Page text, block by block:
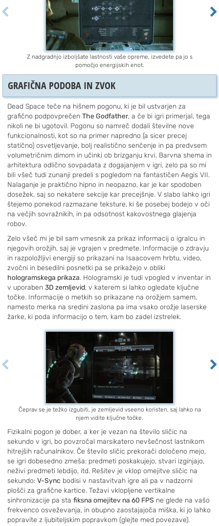
Z nadgradnjo izboljšate lastnosti vaše opreme, izvedete pa jo s
pomočjo energijskih enot.
GRAFIČNA PODOBA IN ZVOK
Dead Space teče na hišnem pogonu, ki je bil ustvarjen za
grafično podpovprečen The Godfather, a če bi igri primerjal, tega
nikoli ne bi ugotovil. Pogonu so namreč dodali številne nove
funkcionalnosti, kot so na primer napredno (a sicer precej
statično) osvetljevanje, bolj realistično senčenje in pa predvsem
volumetričnim dimom in učinki ob brizganju krvi. Barvna shema in
arhitektura odlično sovpadata z dogajanjem v igri, zelo pa so mi
bili všeč tudi zunanji predeli s pogledom na fantastičen Aegis VII.
Nalaganje je praktično hipno in neopazno, kar je kar spodoben
dosežek, saj so nekatere sekcije kar precejšnje. V slabo lahko igri
štejemo ponekod razmazane teksture, ki še posebej bodejo v oči
na večjih sovražnikih, in pa odsotnost kakovostnega glajenja
robov.
Zelo všeč mi je bil sam vmesnik za prikaz informacij o igralcu in
njegovih orožjih, saj je vgrajen v predmete. Informacije o zdravju
in razpoložljivi energiji so prikazani na Isaacovem hrbtu, video,
zvočni in besedilni posnetki pa se prikažejo v obliki
hologramskega prikaza. Hologramski je tudi vpogled v inventar in
v uporaben 3D zemljevid, v katerem si lahko ogledate ključne
točke. Informacije o metkih so prikazane na orožjem samem,
namesto merka na sredini zaslona pa ima vsako orožje laserske
žarke, ki poda informacijo o tem, kam bo zadel izstrelek.
Čeprav se je težko izgubiti, je zemljevid vseeno koristen, saj lahko na
njem vidite ključne točke.
Fizikalni pogon je dober, a ker je vezan na število sličic na
sekundo v igri, bo povzročal marsikatero nevšečnost lastnikom
hitrejših računalnikov. Če število sličic prekorači določeno mejo,
se igri dobesedno zmeša: predmeti poskakujejo, stvari izginjajo,
neživi predmeti lebdijo, itd. Rešitev je vklop omejitve sličic na
sekundo: V-Sync bodisi v nastavitvah igre ali pa v nadzorni
plošči za grafične kartice. Težavi vklopljene vertikalne
sinhronizacije pa sta fiksna omejitev na 60 FPS ne glede na vašo
frekvenco osveževanja, in obupno zaostajajoča miška, ki jo lahko
popravite z ljubiteljskim popravkom (glejte med povezave).